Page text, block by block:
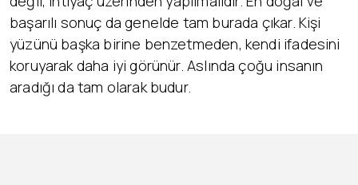
başarılı sonuç da genelde tam burada çıkar. Kişi
yüzünü başka birine benzetmeden, kendi ifadesini
koruyarak daha iyi görünür. Aslında çoğu insanın
aradığı da tam olarak budur.